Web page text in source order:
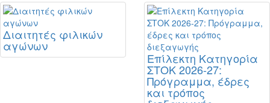
Διαιτητές φιλικών
αγώνων
Επίλεκτη Κατηγορία
ΣΤΟΚ 2026-27:
Πρόγραμμα, έδρες
και τρόπος